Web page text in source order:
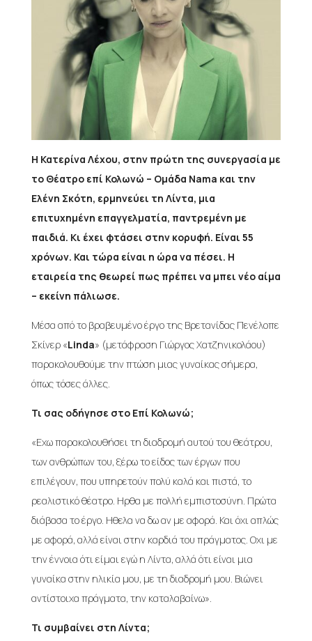
Η Κατερίνα Λέχου, στην πρώτη της συνεργασία με
το Θέατρο επί Κολωνώ – Ομάδα Nama και την
Ελένη Σκότη, ερμηνεύει τη Λίντα, μια
επιτυχημένη επαγγελματία, παντρεμένη με
παιδιά. Κι έχει φτάσει στην κορυφή. Είναι 55
χρόνων. Και τώρα είναι η ώρα να πέσει. Η
εταιρεία της θεωρεί πως πρέπει να μπει νέο αίμα
– εκείνη πάλιωσε.
Μέσα από το βραβευμένο έργο της Βρετανίδας Πενέλοπε
Σκίνερ «Linda» (μετάφραση Γιώργος Χατζηνικολάου)
παρακολουθούμε την πτώση μιας γυναίκας σήμερα,
όπως τόσες άλλες.
Τι σας οδήγησε στο Επί Κολωνώ;
«Εχω παρακολουθήσει τη διαδρομή αυτού του θεάτρου,
των ανθρώπων του, ξέρω το είδος των έργων που
επιλέγουν, που υπηρετούν πολύ καλά και πιστά, το
ρεαλιστικό θέατρο. Ηρθα με πολλή εμπιστοσύνη. Πρώτα
διάβασα το έργο. Ηθελα να δω αν με αφορά. Και όχι απλώς
με αφορά, αλλά είναι στην καρδιά του πράγματος. Οχι με
την έννοια ότι είμαι εγώ η Λίντα, αλλά ότι είναι μια
γυναίκα στην ηλικία μου, με τη διαδρομή μου. Βιώνει
αντίστοιχα πράγματα, την καταλαβαίνω».
Τι συμβαίνει στη Λίντα;